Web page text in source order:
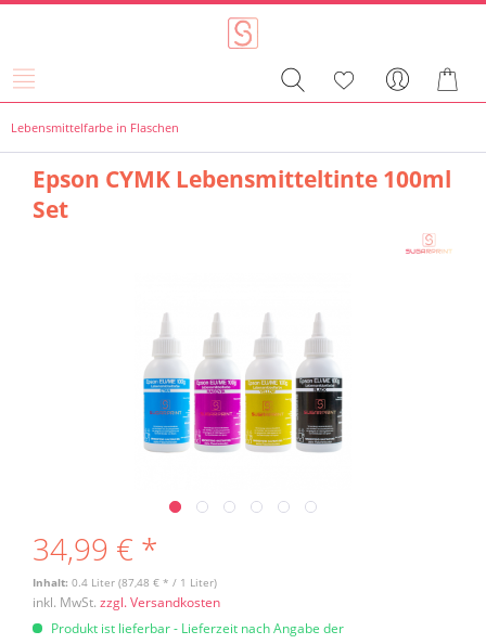
Lebensmittelfarbe in Flaschen
Epson CYMK Lebensmitteltinte 100ml
Set
34,99 € *
Inhalt: 0.4 Liter (87,48 € * / 1 Liter)
inkl. MwSt. zzgl. Versandkosten
Produkt ist lieferbar - Lieferzeit nach Angabe der